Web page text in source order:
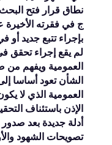
نطاق قرار فتح
ج في فقرته الأخيرة
بإجراء تتبع جديد
لم يقع إجراء تحقق
العمومية ويفهم من
الشأن تعود أساسا إلى
العمومية الذي لا
الإذن باستئناف
أدلة جديدة بعد صدور
تصويحات الشهود